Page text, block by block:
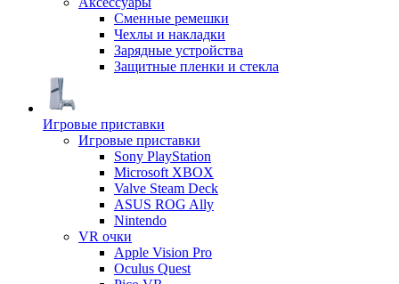
Сменные ремешки
Чехлы и накладки
Зарядные устройства
Защитные пленки и стекла
Игровые приставки
Игровые приставки
Sony PlayStation
Microsoft XBOX
Valve Steam Deck
ASUS ROG Ally
Nintendo
VR очки
Apple Vision Pro
Oculus Quest